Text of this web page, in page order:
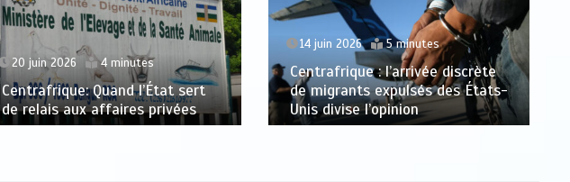
20 juin 2026 4 minutes
Centrafrique: Quand l’État sert
de relais aux affaires privées
14 juin 2026 5 minutes
Centrafrique : l’arrivée discrète
de migrants expulsés des États-
Unis divise l’opinion